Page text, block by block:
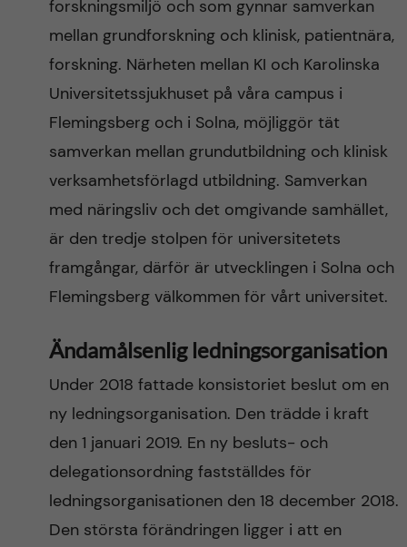
forskningsmiljö och som gynnar samverkan
mellan grundforskning och klinisk, patientnära,
forskning. Närheten mellan KI och Karolinska
Universitetssjukhuset på våra campus i
Flemingsberg och i Solna, möjliggör tät
samverkan mellan grundutbildning och klinisk
verksamhetsförlagd utbildning. Samverkan
med näringsliv och det omgivande samhället,
är den tredje stolpen för universitetets
framgångar, därför är utvecklingen i Solna och
Flemingsberg välkommen för vårt universitet.
Ändamålsenlig ledningsorganisation
Under 2018 fattade konsistoriet beslut om en
ny ledningsorganisation. Den trädde i kraft
den 1 januari 2019. En ny besluts- och
delegationsordning fastställdes för
ledningsorganisationen den 18 december 2018.
Den största förändringen ligger i att en